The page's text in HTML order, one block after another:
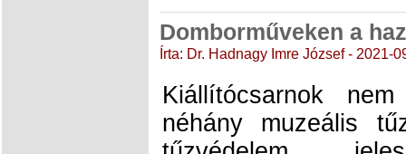
Domborműveken a
Írta: Dr. Hadnagy Imre József - 2021-
Kiállítócsarnok
néhány muzeális